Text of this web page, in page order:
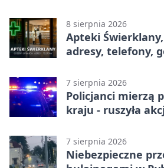
otwarcia
8 sierpnia 2026
Apteki
adresy, telefony,
7 sierpnia 2026
Policjanci mierzą
kraju - ruszyła
7 sierpnia 2026
Niebezpieczne